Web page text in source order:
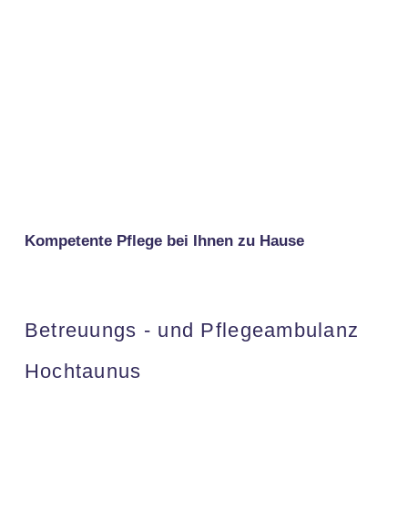
Kompetente Pflege bei Ihnen zu Hause
Betreuungs - und Pflegeambulanz
Hochtaunus